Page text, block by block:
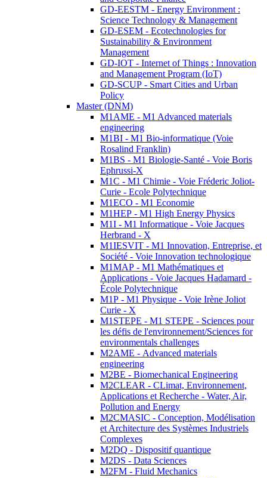
GD-EESTM - Energy Environment :
Science Technology & Management
GD-ESEM - Ecotechnologies for
Sustainability & Environment
Management
GD-IOT - Internet of Things : Innovation
and Management Program (IoT)
GD-SCUP - Smart Cities and Urban
Policy
Master (DNM)
M1AME - M1 Advanced materials
engineering
M1BI - M1 Bio-informatique (Voie
Rosalind Franklin)
M1BS - M1 Biologie-Santé - Voie Boris
Ephrussi-X
M1C - M1 Chimie - Voie Fréderic Joliot-
Curie - Ecole Polytechnique
M1ECO - M1 Economie
M1HEP - M1 High Energy Physics
M1I - M1 Informatique - Voie Jacques
Herbrand - X
M1IESVIT - M1 Innovation, Entreprise, et
Société - Voie Innovation technologique
M1MAP - M1 Mathématiques et
Applications - Voie Jacques Hadamard -
École Polytechnique
M1P - M1 Physique - Voie Irène Joliot
Curie - X
M1STEPE - M1 STEPE - Sciences pour
les défis de l'environnement/Sciences for
environmentals challenges
M2AME - Advanced materials
engineering
M2BE - Biomechanical Engineering
M2CLEAR - CLimat, Environnement,
Applications et Recherche - Water, Air,
Pollution and Energy
M2CMASIC - Conception, Modélisation
et Architecture des Systèmes Industriels
Complexes
M2DQ - Dispositif quantique
M2DS - Data Sciences
M2FM - Fluid Mechanics